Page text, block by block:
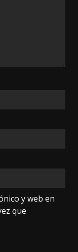
y web en
que